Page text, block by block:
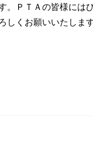
。ＰＴＡの皆様には
しくお願いいたします